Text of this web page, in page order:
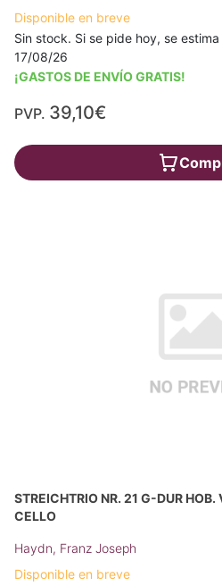
Disponible en breve
Sin stock. Si se pide hoy, se
17/08/26
¡GASTOS DE ENVÍO GRATIS!
PVP. 39,10€
STREICHTRIO NR. 21 G-DUR HOB.
CELLO
Haydn, Franz Joseph
Disponible en breve